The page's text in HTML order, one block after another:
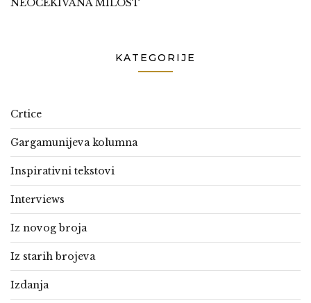
NEOČEKIVANA MILOST
KATEGORIJE
Crtice
Gargamunijeva kolumna
Inspirativni tekstovi
Interviews
Iz novog broja
Iz starih brojeva
Izdanja